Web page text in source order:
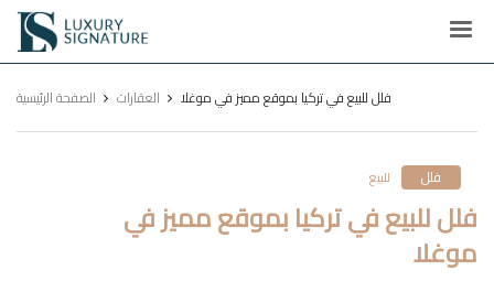
Luxury
Signature
الصفحة الرئيسية العقارات فلل للبيع في تركيا بموقع مميز في موغلا
فلل للبيع
فلل للبيع في تركيا بموقع مميز في
موغلا